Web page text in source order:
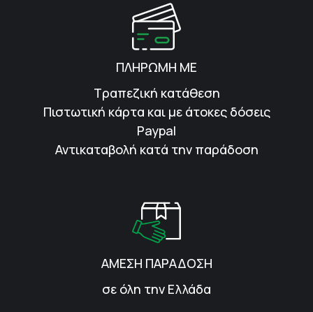
ΠΛΗΡΩΜΗ ΜΕ
Τραπεζική κατάθεση
Πιστωτική κάρτα και με άτοκες δόσεις
Paypal
Αντικαταβολή κατά την παράδοση
ΑΜΕΣΗ ΠΑΡΑΔΟΣΗ
σε όλη την Ελλάδα